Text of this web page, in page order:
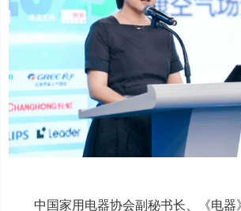
中国家用电器协会副秘书长、《电器